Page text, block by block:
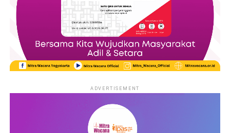
ADVERTISEMENT